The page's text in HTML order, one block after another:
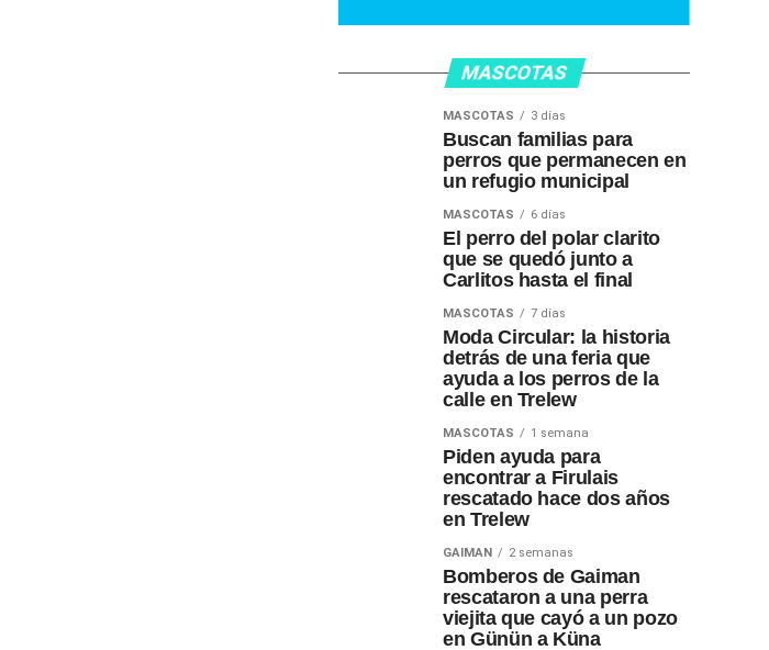
MASCOTAS
MASCOTAS 3 días
Buscan familias para
perros que permanecen en
un refugio municipal
MASCOTAS 6 días
El perro del polar clarito
que se quedó junto a
Carlitos hasta el final
MASCOTAS 7 días
Moda Circular: la historia
detrás de una feria que
ayuda a los perros de la
calle en Trelew
MASCOTAS 1 semana
Piden ayuda para
encontrar a Firulais
rescatado hace dos años
en Trelew
GAIMAN 2 semanas
Bomberos de Gaiman
rescataron a una perra
viejita que cayó a un pozo
en Günün a Küna